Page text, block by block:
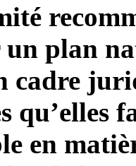
un plan
cadre
qu’elles
en